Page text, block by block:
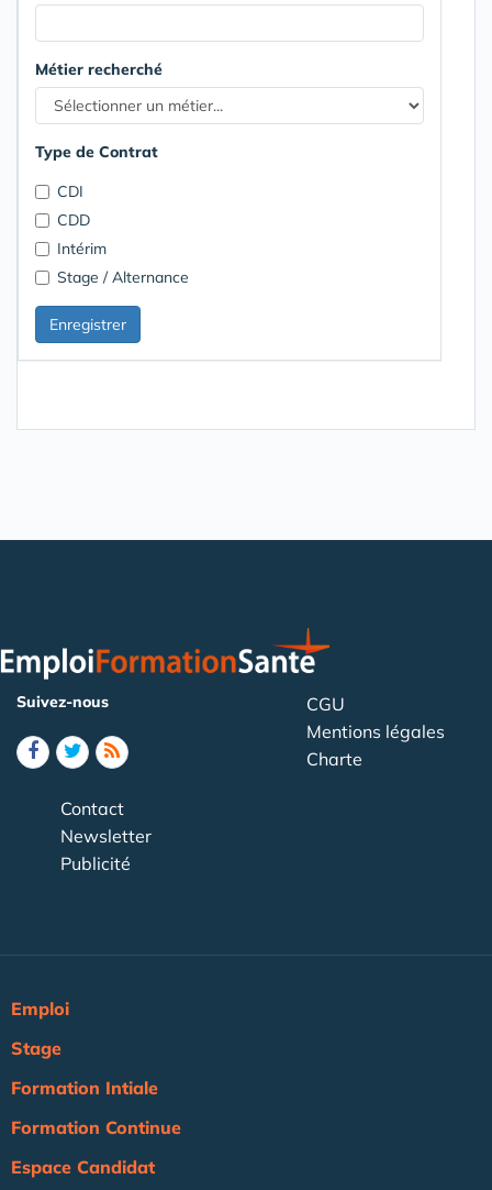
Métier recherché
Type de Contrat
CDI
CDD
Intérim
Stage / Alternance
Suivez-nous
CGU
Mentions légales
Charte
Contact
Newsletter
Publicité
Emploi
Stage
Formation Intiale
Formation Continue
Espace Candidat